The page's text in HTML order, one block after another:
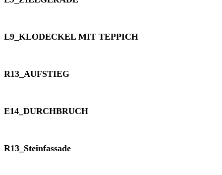
L9_KLODECKEL MIT TEPPICH
R13_AUFSTIEG
E14_DURCHBRUCH
R13_Steinfassade